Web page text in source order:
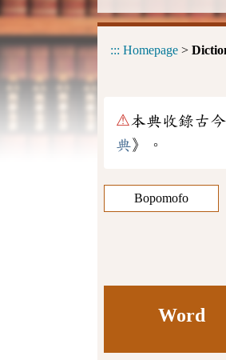
::: Homepage >
⚠本典收錄古今
典》。
Bopomofo
Word